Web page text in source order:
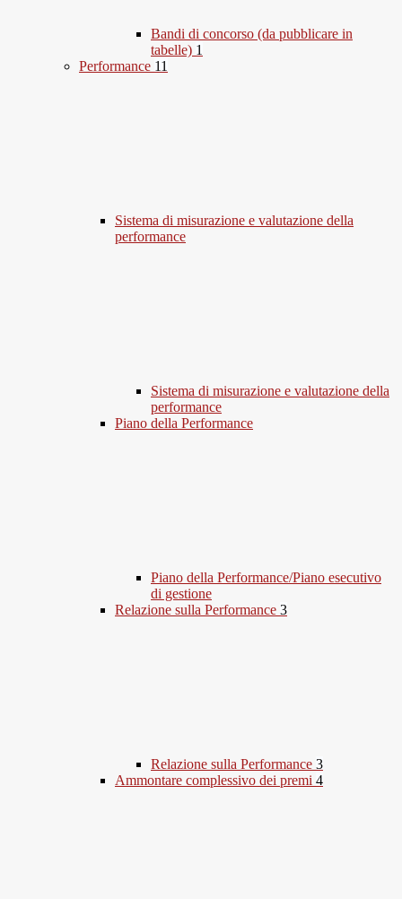
Bandi di concorso (da pubblicare in
tabelle) 1
Performance 11
Sistema di misurazione e valutazione della
performance
Sistema di misurazione e valutazione della
performance
Piano della Performance
Piano della Performance/Piano esecutivo
di gestione
Relazione sulla Performance 3
Relazione sulla Performance 3
Ammontare complessivo dei premi 4